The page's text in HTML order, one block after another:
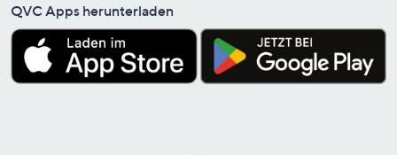
QVC Apps herunterladen